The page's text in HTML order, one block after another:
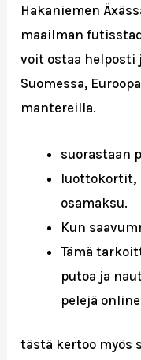
Hakaniemen
maailman
voit ostaa
Suomessa,
mantereilla.
suorastaan
luottokortit,
osamaksu.
Kun
Tämä
putoa ja
pelejä
tästä kertoo myös